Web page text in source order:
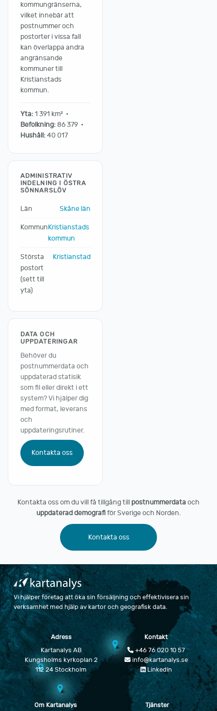
kommungränserna,
vilket innebär att
postnummer och
postorter i vissa fall
kan överlappa andra
angränsande
kommuner till
Kristianstads
kommun.
Yta:1 391 km² •
Befolkning:86 379 •
Hushåll:40 017
ADMINISTRATIV
INDELNING I ÖSTRA
SÖNNARSLÖV
Län Skåne län
KommunKristianstads
kommun
Största
postort
(sett till
yta)
Kristianstad
DATA OCH
UPPDATERINGAR
Behöver du
postnummerdata och
uppdaterad statisik
som fil eller direkt i ett
system? Vi hjälper dig
med format, leverans
och
uppdateringsrutiner.
Kontakta oss
Kontakta oss om du vill få tillgång till postnummerdataoch
uppdaterad demografiför Sverige och Norden.
Kontakta oss
Vi hjälper företag att öka sin försäljning och effektivisera sin
verksamhet med hjälp av kartor och geografisk data.
Adress
Kartanalys AB
Kungsholms kyrkoplan 2
112 24 Stockholm
Kontakt
+46 76 020 10 57
info@kartanalys.se
Linkedin
Om Kartanalys Tjänster